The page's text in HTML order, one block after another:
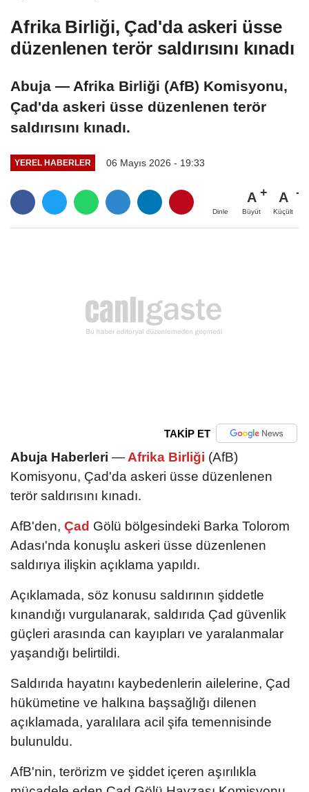
Afrika Birliği, Çad'da askeri üsse
düzenlenen terör saldırısını kınadı
Abuja — Afrika Birliği (AfB) Komisyonu,
Çad'da askeri üsse düzenlenen terör
saldırısını kınadı.
YEREL HABERLER 06 Mayıs 2026 - 19:33
Dinle
A
Büyüt
A
Küçült
TAKİP ET
Abuja Haberleri —Afrika Birliği (AfB)
Komisyonu, Çad'da askeri üsse düzenlenen
terör saldırısını kınadı.
AfB'den, Çad Gölü bölgesindeki Barka Tolorom
Adası'nda konuşlu askeri üsse düzenlenen
saldırıya ilişkin açıklama yapıldı.
Açıklamada, söz konusu saldırının şiddetle
kınandığı vurgulanarak, saldırıda Çad güvenlik
güçleri arasında can kayıpları ve yaralanmalar
yaşandığı belirtildi.
Saldırıda hayatını kaybedenlerin ailelerine, Çad
hükümetine ve halkına başsağlığı dilenen
açıklamada, yaralılara acil şifa temennisinde
bulunuldu.
AfB'nin, terörizm ve şiddet içeren aşırılıkla